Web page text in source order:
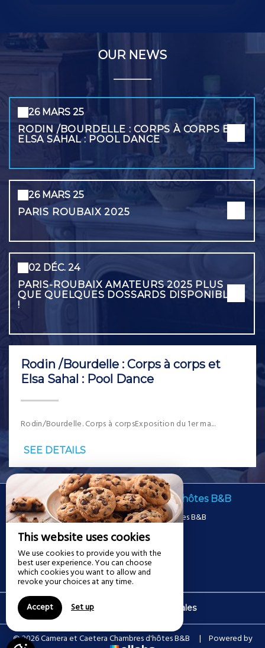
This website uses cookies
We use cookies to provide you with the
best user experience. You can choose
which cookies you want to allow and
revoke your choices at any time.
Accept
Set up
OUR NEWS
26 MARS 25
RODIN /BOURDELLE : CORPS À CORPS ET
ELSA SAHAL : POOL DANCE
26 MARS 25
PARIS ROUBAIX 2025
02 DÉC. 24
PARIS-ROUBAIX AMATEURS 2025 PLUS
QUE QUELQUES DOSSARDS DISPONIBLES
!
Rodin /Bourdelle : Corps à corps et
Elsa Sahal : Pool Dance
Rodin/Bourdelle. Corps à corpsExposition du 1er ma...
SEE DETAILS
Camera et Caetera Chambres d'hôtes B&B
Camera et Caetera Chambres d'hôtes B&B
8 Rue Vauban,
59100 ROUBAIX - FRANCE
+33 6 11 40 43 08
Contact by mail
Legal notice Terms of sales
© 2026 Camera et Caetera Chambres d'hôtes B&B | Powered by